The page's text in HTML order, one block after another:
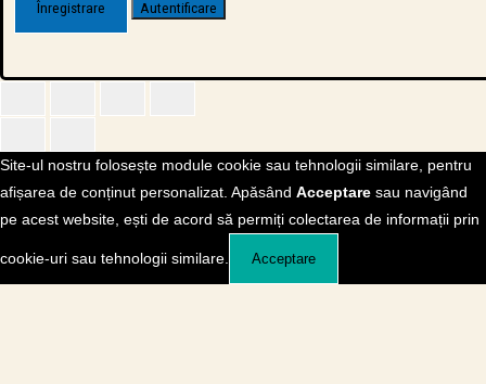
Site-ul nostru folosește module cookie sau tehnologii similare, pentru
afișarea de conținut personalizat. Apăsând Acceptare sau navigând
pe acest website, ești de acord să permiți colectarea de informații prin
cookie-uri sau tehnologii similare. Acceptare